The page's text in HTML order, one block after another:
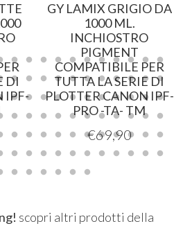
DI
IPF-
GY LAMIX GRIGIO DA
1000 ML.
INCHIOSTRO
PIGMENT
COMPATIBILE PER
TUTTA LA SERIE DI
PLOTTER CANON IPF-
PRO -TA- TM
€69,90
scopri altri prodotti della